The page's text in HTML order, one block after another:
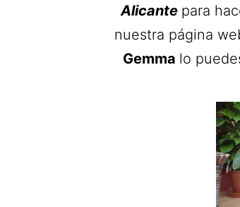
Alicante para
nuestra página
Gemma lo